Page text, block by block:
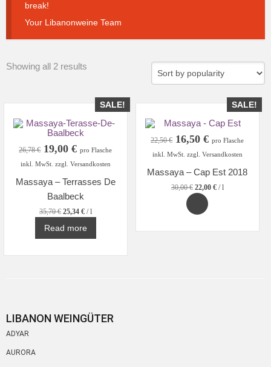
break!
Your Libanonweine Team
Showing all 2 results
SALE!
26,78€ Original
price
26,78 €.
19,00€Current
price
19,00 €.
pro Flasche
inkl. MwSt. zzgl. Versandkosten
Massaya – Terrasses De
Baalbeck
35,70€ 25,34 €/l
Read more
SALE!
22,50€ Original
price
22,50 €.
16,50€Current
price
16,50 €.
pro Flasche
inkl. MwSt. zzgl. Versandkosten
Massaya – Cap Est 2018
30,00€ 22,00 €/l
LIBANON WEINGÜTER
ADYAR
AURORA